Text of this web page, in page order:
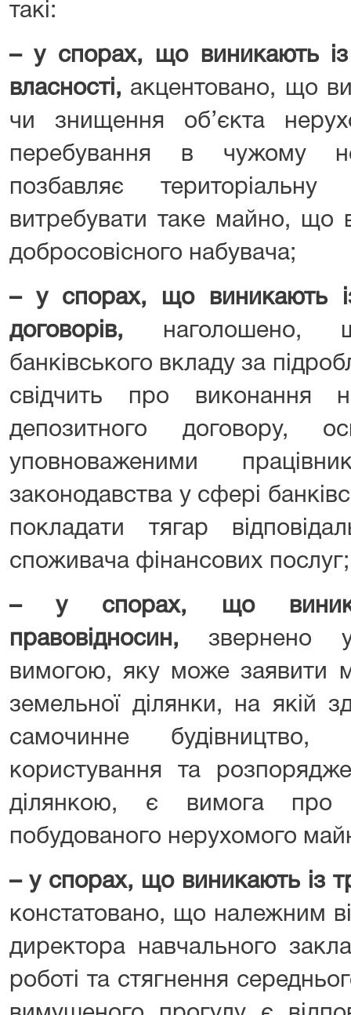
такі:
– у спорах, що виникають
власності , акцентовано, що
чи знищення об’єкта
перебування в чужому
позбавляє
витребувати таке майно, що
добросовісного набувача;
– у спорах, що виникають
договорів, наголошено,
банківського вкладу за
свідчить про виконання
депозитного договору,
уповноваженими
законодавства у сфері
покладати тягар
споживача фінансових послуг;
– у спорах, що
правовідносин , звернено
вимогою, яку може заявити
земельної ділянки, на якій
самочинне
користування та
ділянкою, є вимога про
побудованого нерухомого
– у спорах, що виникають із
констатовано, що належним
директора навчального
роботі та стягнення